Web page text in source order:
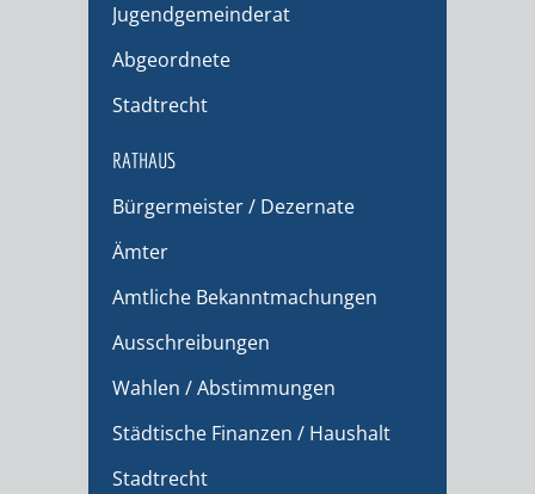
Jugendgemeinderat
Abgeordnete
Stadtrecht
RATHAUS
Bürgermeister / Dezernate
Ämter
Amtliche Bekanntmachungen
Ausschreibungen
Wahlen / Abstimmungen
Städtische Finanzen / Haushalt
Stadtrecht